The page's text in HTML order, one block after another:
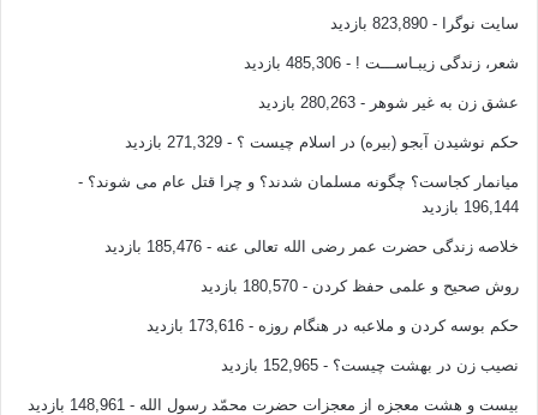
سایت نوگرا - 823,890 بازدید
شعر، زندگی زیبـاســـت ! - 485,306 بازدید
عشق زن به غیر شوهر - 280,263 بازدید
حکم نوشیدن آبجو (بیره) در اسلام چیست ؟ - 271,329 بازدید
میانمار کجاست؟ چگونه مسلمان شدند؟ و چرا قتل عام می شوند؟ -
196,144 بازدید
خلاصه زندگی حضرت عمر رضی الله تعالی عنه - 185,476 بازدید
روش صحیح و علمی حفظ کردن - 180,570 بازدید
حکم بوسه کردن و ملاعبه در هنگام روزه - 173,616 بازدید
نصیب زن در بهشت چیست؟ - 152,965 بازدید
بیست و هشت معجزه از معجزات حضرت محمّد رسول الله - 148,961 بازدید